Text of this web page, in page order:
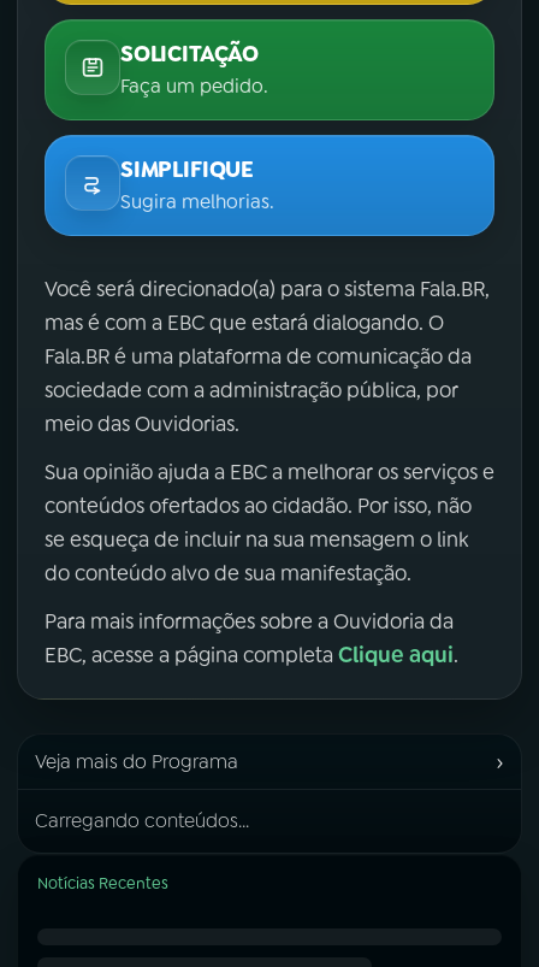
SOLICITAÇÃO
Faça um pedido.
SIMPLIFIQUE
Sugira melhorias.
Você será direcionado(a) para o sistema Fala.BR,
mas é com a EBC que estará dialogando. O
Fala.BR é uma plataforma de comunicação da
sociedade com a administração pública, por
meio das Ouvidorias.
Sua opinião ajuda a EBC a melhorar os serviços e
conteúdos ofertados ao cidadão. Por isso, não
se esqueça de incluir na sua mensagem o link
do conteúdo alvo de sua manifestação.
Para mais informações sobre a Ouvidoria da
EBC, acesse a página completa Clique aqui.
Veja mais do Programa ›
Carregando conteúdos...
Notícias Recentes